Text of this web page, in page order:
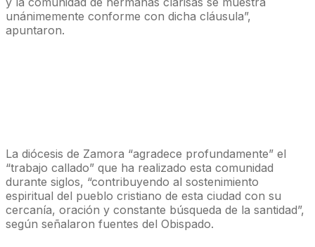
unánimemente conforme con dicha cláusula”,
apuntaron.
La diócesis de Zamora “agradece profundamente” el
“trabajo callado” que ha realizado esta comunidad
durante siglos, “contribuyendo al sostenimiento
espiritual del pueblo cristiano de esta ciudad con su
cercanía, oración y constante búsqueda de la santidad”,
según señalaron fuentes del Obispado.